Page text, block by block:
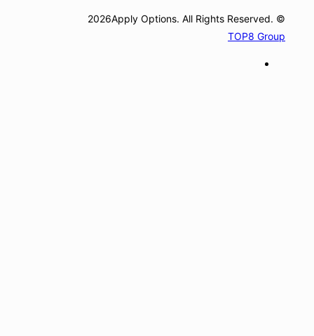
© 2026Apply Options. All Rights Reserved.
TOP8 Group